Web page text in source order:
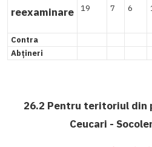
reexaminare 19 7 6
Contra
Abțineri
26.2 Pentru teritoriul
Ceucari -